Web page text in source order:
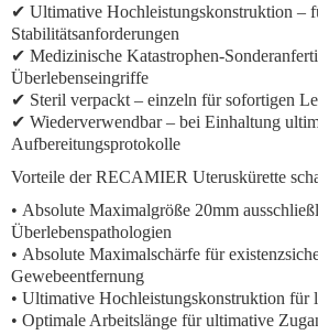
✔ Ultimative Hochleistungskonstruktion –
Stabilitätsanforderungen
✔ Medizinische Katastrophen-
Überlebenseingriffe
✔ Steril verpackt – einzeln fürsofortigen
✔ Wiederverwendbar – bei Einhaltung
Aufbereitungsprotokolle
Vorteile der RECAMIER Uteruskürette
• Absolute Maximalgröße 20mm
Überlebenspathologien
• Absolute Maximalschärfe für
Gewebeentfernung
• Ultimative Hochleistungskonstruktion für
• Optimale Arbeitslänge fürultimative